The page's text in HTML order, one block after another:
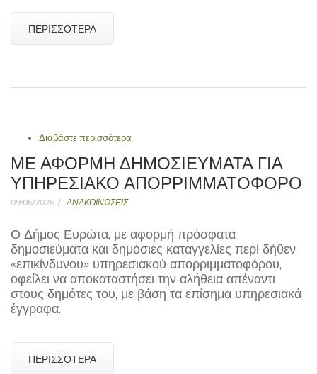
ΠΕΡΙΣΣΌΤΕΡΑ
Διαβάστε περισσότερα
ΜΕ ΑΦΟΡΜΉ ΔΗΜΟΣΙΕΎΜΑΤΑ ΓΙΑ
ΥΠΗΡΕΣΙΑΚΌ ΑΠΟΡΡΙΜΜΑΤΟΦΌΡΟ
09/06/2026 ΑΝΑΚΟΙΝΩΣΕΙΣ
Ο Δήμος Ευρώτα, με αφορμή πρόσφατα
δημοσιεύματα και δημόσιες καταγγελίες περί δήθεν
«επικίνδυνου» υπηρεσιακού απορριμματοφόρου,
οφείλει να αποκαταστήσει την αλήθεια απέναντι
στους δημότες του, με βάση τα επίσημα υπηρεσιακά
έγγραφα.
ΠΕΡΙΣΣΌΤΕΡΑ